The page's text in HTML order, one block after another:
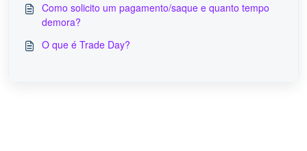
Como solicito um pagamento/saque e quanto tempo
demora?
O que é Trade Day?